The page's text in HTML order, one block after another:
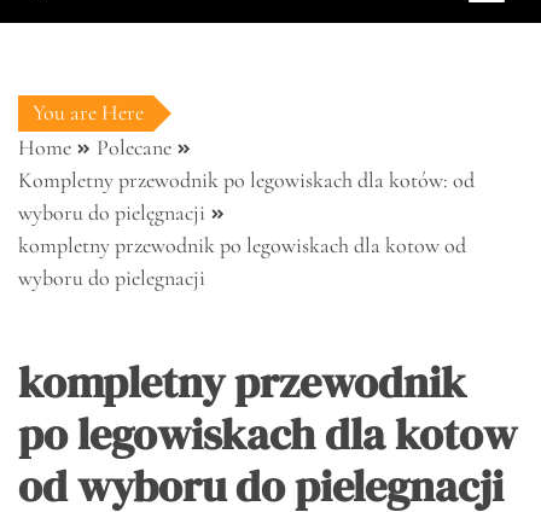
You are Here
Home
Polecane
Kompletny przewodnik po legowiskach dla kotów: od
wyboru do pielęgnacji
kompletny przewodnik po legowiskach dla kotow od
wyboru do pielegnacji
kompletny przewodnik
po legowiskach dla kotow
od wyboru do pielegnacji